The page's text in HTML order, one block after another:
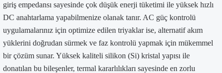
giriş empedansı sayesinde çok düşük enerji tüketimi ile yüksek hızlı
DC anahtarlama yapabilmenize olanak tanır. AC güç kontrolü
uygulamalarınız için optimize edilen triyaklar ise, alternatif akım
yüklerini doğrudan sürmek ve faz kontrolü yapmak için mükemmel
bir çözüm sunar. Yüksek kaliteli silikon (Si) kristal yapısı ile
donatılan bu bileşenler, termal kararlılıkları sayesinde en zorlu